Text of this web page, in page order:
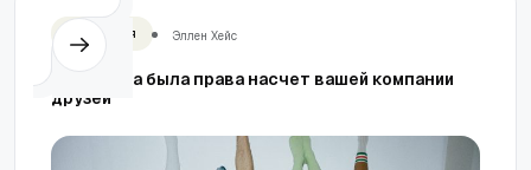
Отношения Эллен Хейс
Ваша мама была права насчет вашей компании
друзей